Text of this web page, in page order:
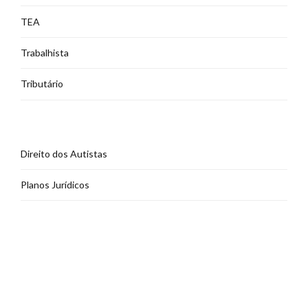
TEA
Trabalhista
Tributário
Direito dos Autistas
Planos Jurídicos